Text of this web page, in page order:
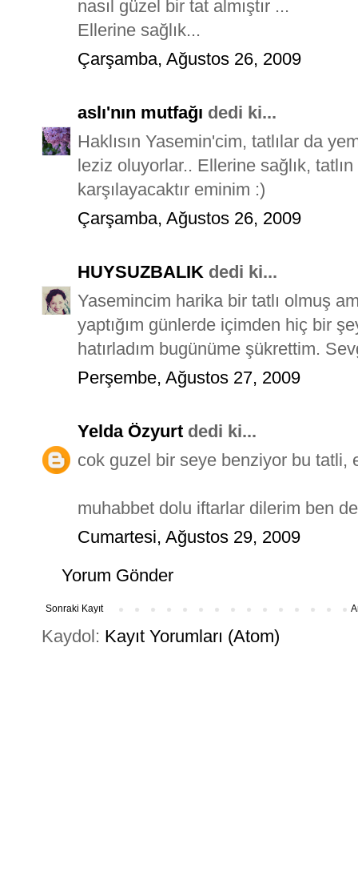
nasıl güzel bir tat almıştır ...
Ellerine sağlık...
Çarşamba, Ağustos 26, 2009
aslı'nın mutfağı dedi ki...
Haklısın Yasemin'cim, tatlılar da
leziz oluyorlar.. Ellerine sağlık,
karşılayacaktır eminim :)
Çarşamba, Ağustos 26, 2009
HUYSUZBALIK dedi ki...
Yasemincim harika bir tatlı olmuş
yaptığım günlerde içimden hiç bir
hatırladım bugünüme şükrettim.
Perşembe, Ağustos 27, 2009
Yelda Özyurt dedi ki...
cok guzel bir seye benziyor bu tatli,
muhabbet dolu iftarlar dilerim ben
Cumartesi, Ağustos 29, 2009
Yorum Gönder
Sonraki Kayıt
Kaydol: Kayıt Yorumları (Atom)